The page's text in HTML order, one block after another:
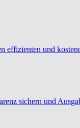
effizienten und
sichern und